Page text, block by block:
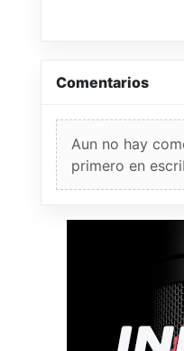
Comentarios
Aun no hay
primero en